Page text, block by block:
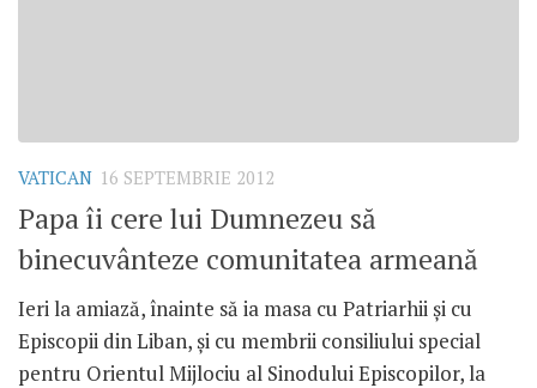
VATICAN 16 SEPTEMBRIE 2012
Papa îi cere lui Dumnezeu să
binecuvânteze comunitatea armeană
Ieri la amiază, înainte să ia masa cu Patriarhii şi cu
Episcopii din Liban, şi cu membrii consiliului special
pentru Orientul Mijlociu al Sinodului Episcopilor, la